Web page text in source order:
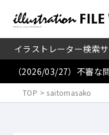
イラストレーター検索
（2026/03/27）不審な
TOP > saitomasako